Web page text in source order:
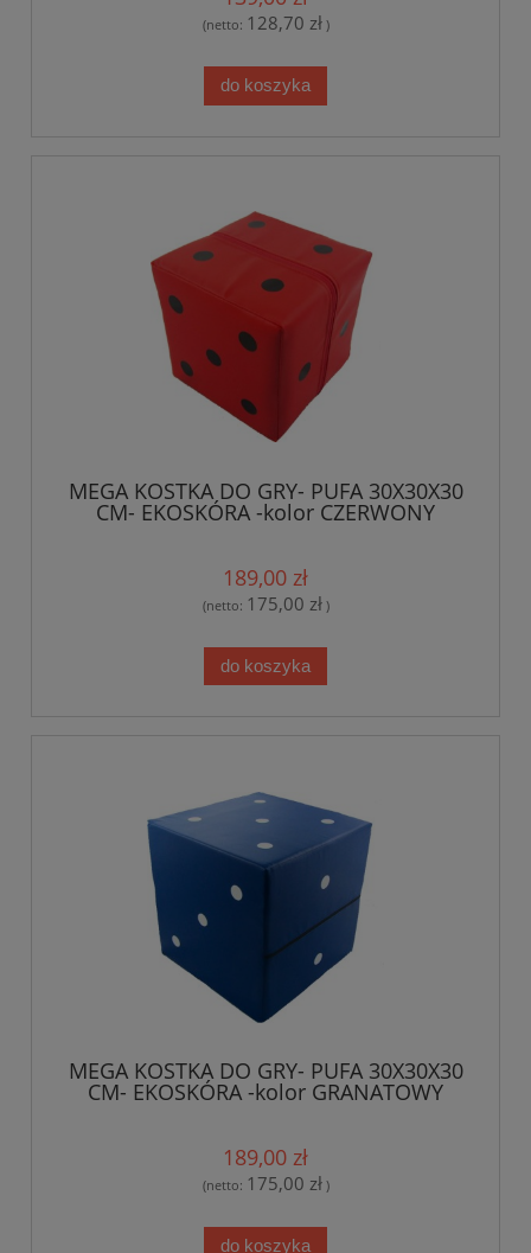
(netto: 128,70 zł)
do koszyka
MEGA KOSTKA DO GRY- PUFA 30X30X30
CM- EKOSKÓRA -kolor CZERWONY
189,00 zł
(netto: 175,00 zł)
do koszyka
MEGA KOSTKA DO GRY- PUFA 30X30X30
CM- EKOSKÓRA -kolor GRANATOWY
189,00 zł
(netto: 175,00 zł)
do koszyka